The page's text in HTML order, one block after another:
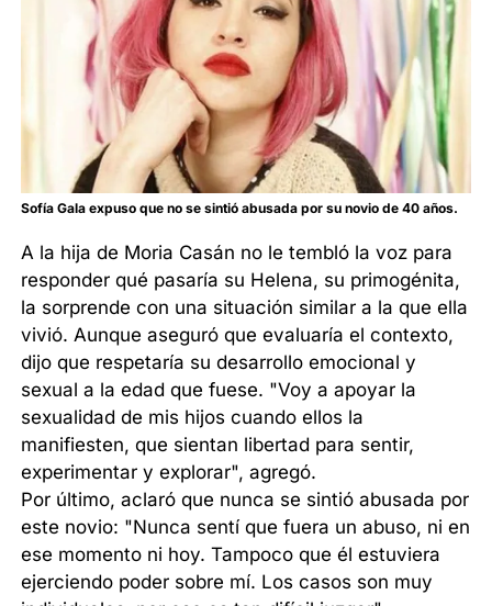
Sofía Gala expuso que no se sintió abusada por su novio de 40 años.
A la hija de Moria Casán no le tembló la voz para
responder qué pasaría su Helena, su primogénita,
la sorprende con una situación similar a la que ella
vivió. Aunque aseguró que evaluaría el contexto,
dijo que respetaría su desarrollo emocional y
sexual a la edad que fuese. "Voy a apoyar la
sexualidad de mis hijos cuando ellos la
manifiesten, que sientan libertad para sentir,
experimentar y explorar", agregó.
Por último, aclaró que nunca se sintió abusada por
este novio: "Nunca sentí que fuera un abuso, ni en
ese momento ni hoy. Tampoco que él estuviera
ejerciendo poder sobre mí. Los casos son muy